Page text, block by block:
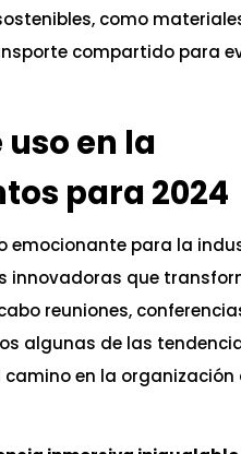
como
compartido para
en la
para 2024
emocionante para la
innovadoras que
reuniones,
algunas de las
en la organización